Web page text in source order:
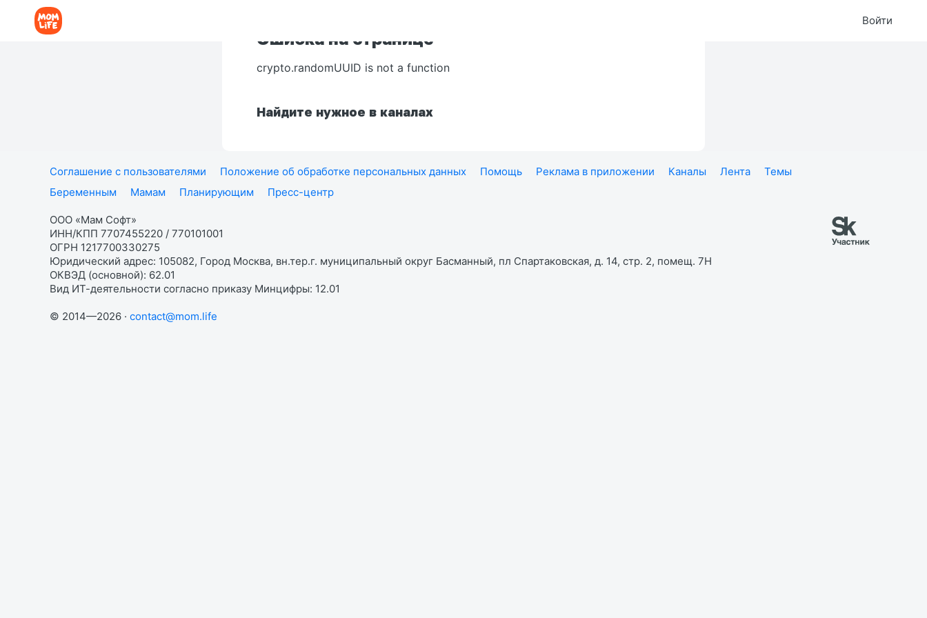
Войти
Ошибка на странице
crypto.randomUUID is not a function
Найдите нужное в каналах
Соглашение с пользователями Положение об обработке персональных данных Помощь Реклама в приложении Каналы Лента
Темы
Беременным
Мамам Планирующим Пресс-центр
ООО «Мам Софт»
ИНН/КПП 7707455220 / 770101001
ОГРН 1217700330275
Юридический адрес: 105082, Город Москва, вн.тер.г. муниципальный округ Басманный, пл Спартаковская, д. 14, стр. 2, помещ. 7Н
ОКВЭД (основной): 62.01
Вид ИТ-деятельности согласно приказу Минцифры: 12.01
© 2014—2026 · contact@mom.life